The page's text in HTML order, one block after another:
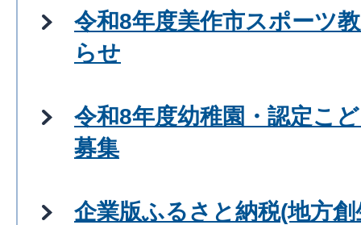
令和8年度美作市スポーツ
らせ
令和8年度幼稚園・認定こ
募集
企業版ふるさと納税(地方